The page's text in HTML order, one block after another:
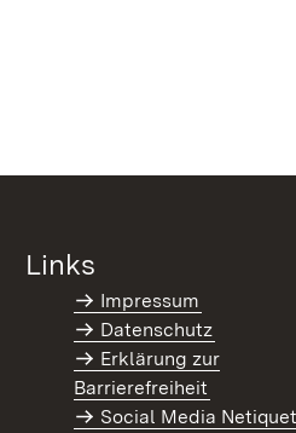
Links
Impressum
Datenschutz
Erklärung zur
Barrierefreiheit
Social Media